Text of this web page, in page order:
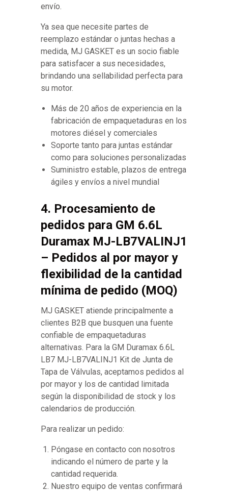
envío.
Ya sea que necesite partes de
reemplazo estándar o juntas hechas a
medida, MJ GASKET es un socio fiable
para satisfacer a sus necesidades,
brindando una sellabilidad perfecta para
su motor.
Más de 20 años de experiencia en la
fabricación de empaquetaduras en los
motores diésel y comerciales
Soporte tanto para juntas estándar
como para soluciones personalizadas
Suministro estable, plazos de entrega
ágiles y envíos a nivel mundial
4. Procesamiento de
pedidos para GM 6.6L
Duramax MJ-LB7VALINJ1
– Pedidos al por mayor y
flexibilidad de la cantidad
mínima de pedido (MOQ)
MJ GASKET atiende principalmente a
clientes B2B que busquen una fuente
confiable de empaquetaduras
alternativas. Para la GM Duramax 6.6L
LB7 MJ-LB7VALINJ1 Kit de Junta de
Tapa de Válvulas, aceptamos pedidos al
por mayor y los de cantidad limitada
según la disponibilidad de stock y los
calendarios de producción.
Para realizar un pedido:
Póngase en contacto con nosotros
indicando el número de parte y la
cantidad requerida.
Nuestro equipo de ventas confirmará